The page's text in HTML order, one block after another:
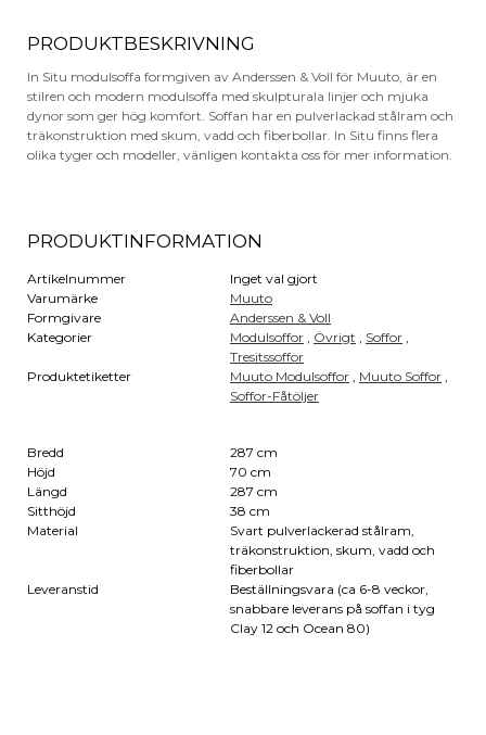
PRODUKTBESKRIVNING
In Situ modulsoffa formgiven av Anderssen & Voll för Muuto, är en
stilren och modern modulsoffa med skulpturala linjer och mjuka
dynor som ger hög komfort. Soffan har en pulverlackad stålram och
träkonstruktion med skum, vadd och fiberbollar. In Situ finns flera
olika tyger och modeller, vänligen kontakta oss för mer information.
PRODUKTINFORMATION
Artikelnummer
Inget val gjort
Varumärke
Muuto
Formgivare
Anderssen & Voll
Kategorier
Modulsoffor Övrigt Soffor
Tresitssoffor
Produktetiketter
Muuto Modulsoffor Muuto Soffor
Soffor-Fåtöljer
Bredd
287 cm
Höjd
70 cm
Längd
287 cm
Sitthöjd
38 cm
Material
Svart pulverlackerad stålram,
träkonstruktion, skum, vadd och
fiberbollar
Leveranstid
Beställningsvara (ca 6-8 veckor,
snabbare leverans på soffan i tyg
Clay 12 och Ocean 80)